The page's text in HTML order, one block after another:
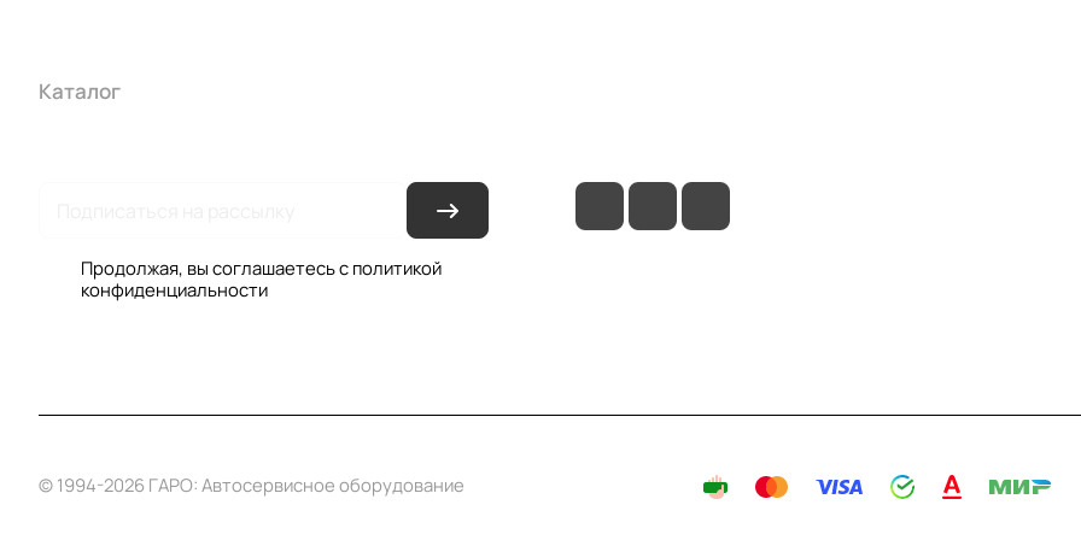
Каталог
Продолжая, вы соглашаетесь с политикой
конфиденциальности
© 1994-2026 ГАРО: Автосервисное оборудование